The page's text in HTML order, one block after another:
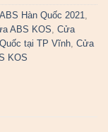
Hàn Quốc 2021,
ABS KOS, Cửa
tại TP Vĩnh, Cửa
KOS